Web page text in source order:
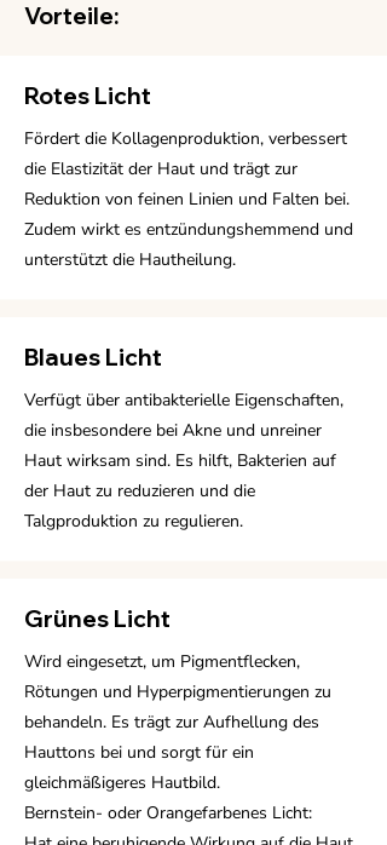
Vorteile:
Rotes Licht
Fördert die Kollagenproduktion, verbessert
die Elastizität der Haut und trägt zur
Reduktion von feinen Linien und Falten bei.
Zudem wirkt es entzündungshemmend und
unterstützt die Hautheilung.
Blaues Licht
Verfügt über antibakterielle Eigenschaften,
die insbesondere bei Akne und unreiner
Haut wirksam sind. Es hilft, Bakterien auf
der Haut zu reduzieren und die
Talgproduktion zu regulieren.
Grünes Licht
Wird eingesetzt, um Pigmentflecken,
Rötungen und Hyperpigmentierungen zu
behandeln. Es trägt zur Aufhellung des
Hauttons bei und sorgt für ein
gleichmäßigeres Hautbild.
Bernstein- oder Orangefarbenes Licht: